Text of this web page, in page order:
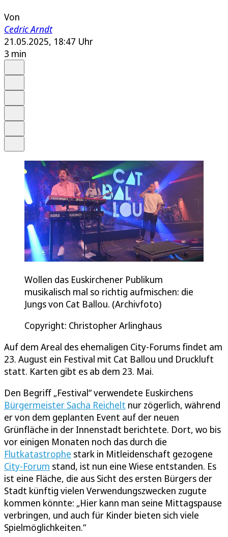
Von
Cedric Arndt
21.05.2025, 18:47 Uhr
3 min
Wollen das Euskirchener Publikum
musikalisch mal so richtig aufmischen: die
Jungs von Cat Ballou. (Archivfoto)
Copyright: Christopher Arlinghaus
Auf dem Areal des ehemaligen City-Forums findet am
23. August ein Festival mit Cat Ballou und Druckluft
statt. Karten gibt es ab dem 23. Mai.
Den Begriff „Festival“ verwendete Euskirchens
Bürgermeister Sacha Reichelt nur zögerlich, während
er von dem geplanten Event auf der neuen
Grünfläche in der Innenstadt berichtete. Dort, wo bis
vor einigen Monaten noch das durch die
Flutkatastrophe stark in Mitleidenschaft gezogene
City-Forum stand, ist nun eine Wiese entstanden. Es
ist eine Fläche, die aus Sicht des ersten Bürgers der
Stadt künftig vielen Verwendungszwecken zugute
kommen könnte: „Hier kann man seine Mittagspause
verbringen, und auch für Kinder bieten sich viele
Spielmöglichkeiten.“